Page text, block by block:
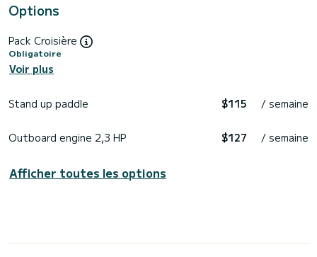
Options
Pack Croisière
Obligatoire
Voir plus
Stand up paddle $115 / semaine
Outboard engine 2,3 HP $127 / semaine
Afficher toutes les options